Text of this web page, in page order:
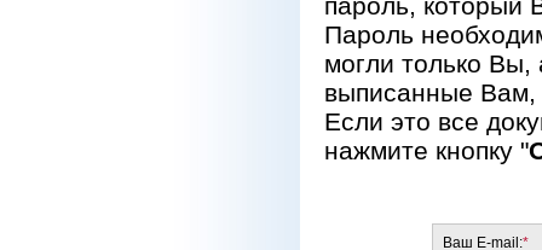
Пароль
могли только Вы,
выписанные Вам,
Если это все
нажмите кнопку "
Ваш E-mail:*